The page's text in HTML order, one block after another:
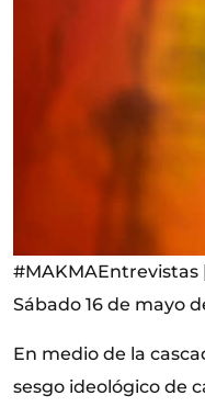
#MAKMAEntrevistas
Sábado 16 de mayo
En medio de la
sesgo ideológico de